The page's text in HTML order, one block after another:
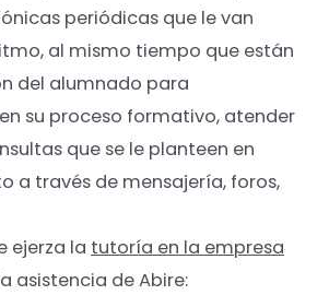
periódicas que le van
al mismo tiempo que están
del alumnado para
su proceso formativo, atender
que se le planteen en
a través de mensajería, foros,
ejerza la tutoría en la empresa
asistencia de Abire: